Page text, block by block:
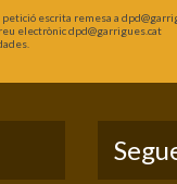
escrita remesa a
electrònic dpd@garrigues.cat